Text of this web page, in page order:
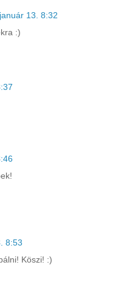
13. 8:32
:)
8:53
Köszi! :)